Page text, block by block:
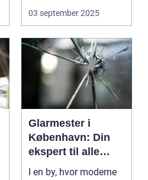
genanve...
03 september 2025
Glarmester i
København: Din
ekspert til alle
glasbehov
I en by, hvor moderne